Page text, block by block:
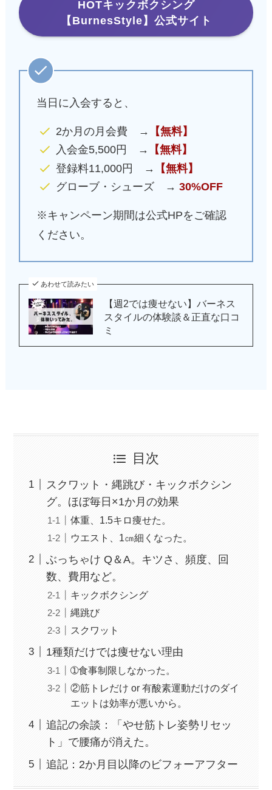
HOTキックボクシング
【BurnesStyle】公式サイト
当日に入会すると、
2か月の月会費 →
【無料】
入会金5,500円 →
【無料】
登録料11,000円 →
【無料】
グローブ・シューズ → 30%OFF
※キャンペーン期間は公式HPをご確認
ください。
あわせて読みたい
【週2では痩せない】バーネス
スタイルの体験談＆正直な口コ
ミ
目次
スクワット・縄跳び・キックボクシン
グ。ほぼ毎日×1か月の効果
体重、1.5キロ痩せた。
ウエスト、1㎝細くなった。
ぶっちゃけ Q＆A。キツさ、頻度、回
数、費用など。
キックボクシング
縄跳び
スクワット
1種類だけでは痩せない理由
➀食事制限しなかった。
②筋トレだけ or 有酸素運動だけのダイ
エットは効率が悪いから。
追記の余談：「やせ筋トレ姿勢リセッ
ト」で腰痛が消えた。
追記：2か月目以降のビフォーアフター